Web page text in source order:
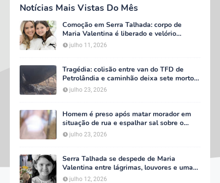
Notícias Mais Vistas Do Mês
Comoção em Serra Talhada: corpo de
Maria Valentina é liberado e velório
começa às 5h deste domingo
julho 11, 2026
Tragédia: colisão entre van do TFD de
Petrolândia e caminhão deixa sete mortos
em Floresta
julho 23, 2026
Homem é preso após matar morador em
situação de rua e espalhar sal sobre o
corpo em Serra Talhada
julho 23, 2026
Serra Talhada se despede de Maria
Valentina entre lágrimas, louvores e uma
multidão que caminhou ao lado da família
julho 12, 2026